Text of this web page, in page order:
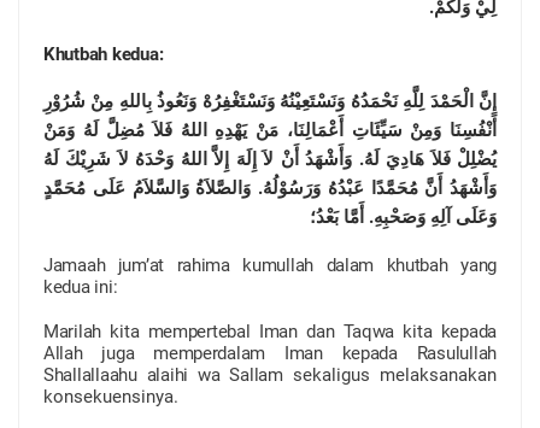
لِيْ وَلَكُمْ.
Khutbah kedua:
إِنَّ الْحَمْدَ لِلَّهِ نَحْمَدُهُ وَنَسْتَعِيْنُهُ وَنَسْتَغْفِرُهْ وَنَعُوذُ بِاللهِ مِنْ شُرُوْرِ
أَنْفُسِنَا وَمِنْ سَيِّئَاتِ أَعْمَالِنَا، مَنْ يَهْدِهِ اللهُ فَلاَ مُضِلَّ لَهُ وَمَنْ
يُضْلِلْ فَلاَ هَادِيَ لَهُ. وَأَشْهَدُ أَنْ لاَ إِلَهَ إِلاَّ اللهُ وَحْدَهُ لاَ شَرِيْكَ لَهُ
وَأَشْهَدُ أَنَّ مُحَمَّدًا عَبْدُهُ وَرَسُوْلُهُ. وَالصَّلاَةُ وَالسَّلاَمُ عَلَى مُحَمَّدٍ
وَعَلَى آلِهِ وَصَحْبِهِ. أَمَّا بَعْدُ؛
Jamaah jum’at rahima kumullah dalam khutbah yang
kedua ini:
Marilah kita mempertebal Iman dan Taqwa kita kepada
Allah juga memperdalam Iman kepada Rasulullah
Shallallaahu alaihi wa Sallam sekaligus melaksanakan
konsekuensinya.